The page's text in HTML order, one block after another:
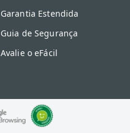
Garantia Estendida
Guia de Segurança
Avalie o eFácil